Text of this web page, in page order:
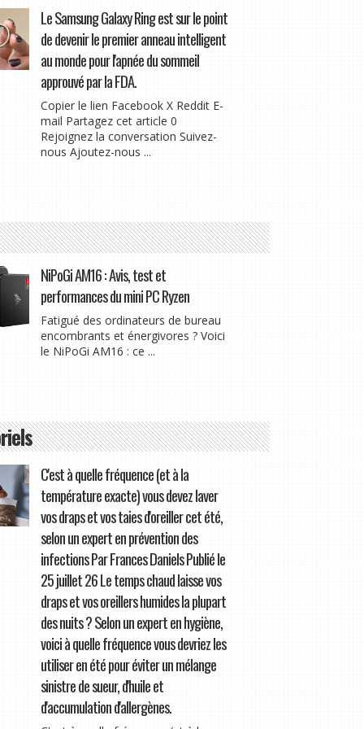
Le Samsung Galaxy Ring est sur le point
de devenir le premier anneau intelligent
au monde pour l'apnée du sommeil
approuvé par la FDA.
Copier le lien Facebook X Reddit E-
mail Partagez cet article 0
Rejoignez la conversation Suivez-
nous Ajoutez-nous ...
NiPoGi AM16 : Avis, test et
performances du mini PC Ryzen
Fatigué des ordinateurs de bureau
encombrants et énergivores ? Voici
le NiPoGi AM16 : ce ...
C'est à quelle fréquence (et à la
température exacte) vous devez laver
vos draps et vos taies d'oreiller cet été,
selon un expert en prévention des
infections Par Frances Daniels Publié le
25 juillet 26 Le temps chaud laisse vos
draps et vos oreillers humides la plupart
des nuits ? Selon un expert en hygiène,
voici à quelle fréquence vous devriez les
utiliser en été pour éviter un mélange
sinistre de sueur, d'huile et
d'accumulation d'allergènes.